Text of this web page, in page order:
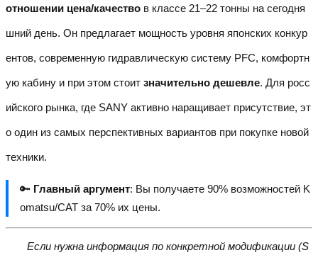
отношении цена/качество в классе 21–22 тонны на сегодня
шний день. Он предлагает мощность уровня японских конкур
ентов, современную гидравлическую систему PFC, комфортн
ую кабину и при этом стоит значительно дешевле. Для росс
ийского рынка, где SANY активно наращивает присутствие, эт
о один из самых перспективных вариантов при покупке новой
техники.
🔑 Главный аргумент: Вы получаете 90% возможностей K
omatsu/CAT за 70% их цены.
Если нужна информация по конкретной модификации (S